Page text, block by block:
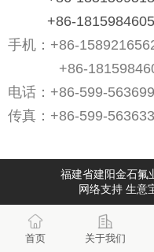
+86-
手机： +86-
+86-
电话： +86-599-
传真： +86-599-
福建省建阳金石氟
网络支持 生意
首页 关于我们